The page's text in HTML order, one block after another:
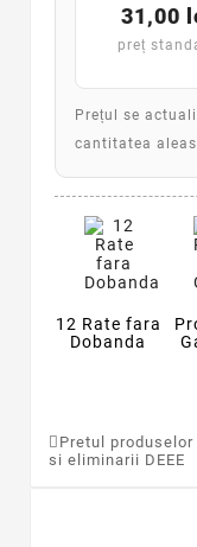
31,00
preț
Prețul se
cantitatea
12 Rate fara
Dobanda
Pretul
si eliminarii DEEE